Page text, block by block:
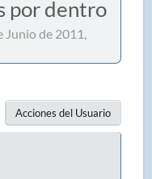
por dentro
de 2011,
Acciones del Usuario